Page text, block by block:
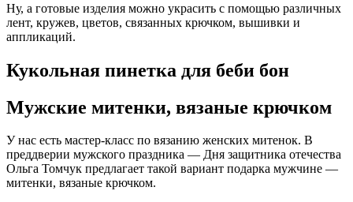
Ну, а готовые изделия можно украсить с помощью различных
лент, кружев, цветов, связанных крючком, вышивки и
аппликаций.
Кукольная пинетка для беби бон
Мужские митенки, вязаные крючком
У нас есть мастер-класс по вязанию женских митенок. В
преддверии мужского праздника — Дня защитника отечества
Ольга Томчук предлагает такой вариант подарка мужчине —
митенки, вязаные крючком.